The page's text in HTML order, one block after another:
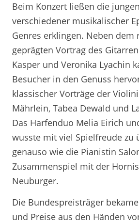
Beim Konzert ließen die
verschiedener musikalischer
Genres erklingen. Neben dem
geprägten Vortrag des
Kasper und Veronika Lyachin
Besucher in den Genuss
klassischer Vorträge der
Mährlein, Tabea Dewald und
Das Harfenduo Melia Eirich
wusste mit viel Spielfreude zu
genauso wie die Pianistin
Zusammenspiel mit der
Neuburger.
Die Bundespreisträger
und Preise aus den Händen